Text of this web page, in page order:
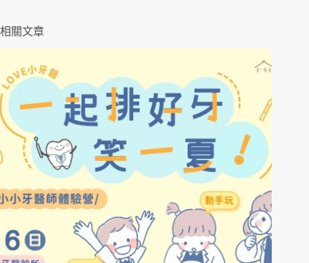
相關文章